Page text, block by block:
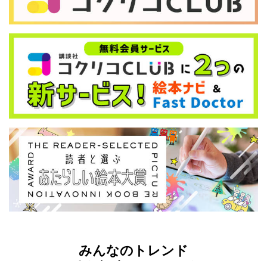
みんなのトレンド